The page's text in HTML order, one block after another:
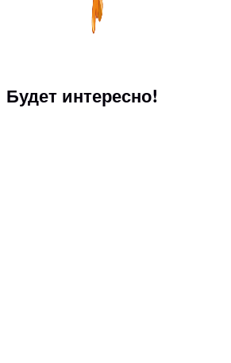
Будет интересно!